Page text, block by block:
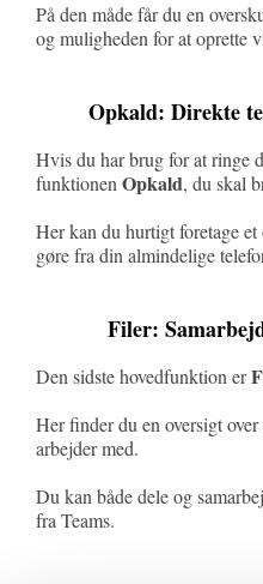
På den måde får du en
og muligheden for at oprette
Opkald: Direkte
Hvis du har brug for at ringe
funktionenOpkald, du skal
Her kan du hurtigt foretage
gøre fra din almindelige
Filer:
Den sidste hovedfunktion er
Her finder du en oversigt
arbejder med.
Du kan både dele og
fra Teams.